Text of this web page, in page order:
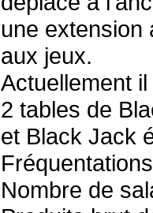
une extension
aux jeux.
Actuellement
2 tables de
et Black Jack
Nombre de